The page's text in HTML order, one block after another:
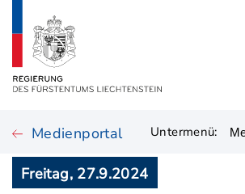
Medienportal Untermenü:
Freitag, 27.9.2024